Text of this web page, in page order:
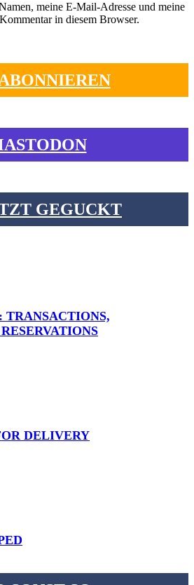
meine E-Mail-Adresse und meine
in diesem Browser.
GEGUCKT
DELIVERY